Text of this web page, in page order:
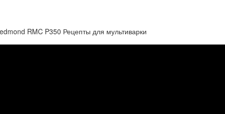
RMC P350 Рецепты для мультиварки